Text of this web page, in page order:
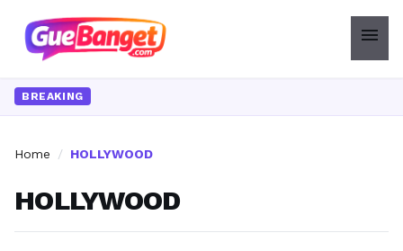
menu
BREAKING
Home / HOLLYWOOD
HOLLYWOOD